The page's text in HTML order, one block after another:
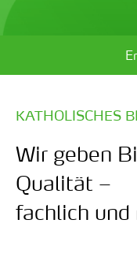
KATHOLISCHES
Wir geben
Qualität –
fachlich